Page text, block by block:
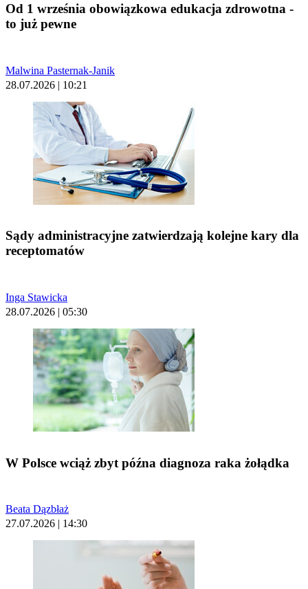
Od 1 września obowiązkowa edukacja zdrowotna -
to już pewne
Malwina Pasternak-Janik
28.07.2026 | 10:21
Sądy administracyjne zatwierdzają kolejne kary dla
receptomatów
Inga Stawicka
28.07.2026 | 05:30
W Polsce wciąż zbyt późna diagnoza raka żołądka
Beata Dązbłaż
27.07.2026 | 14:30